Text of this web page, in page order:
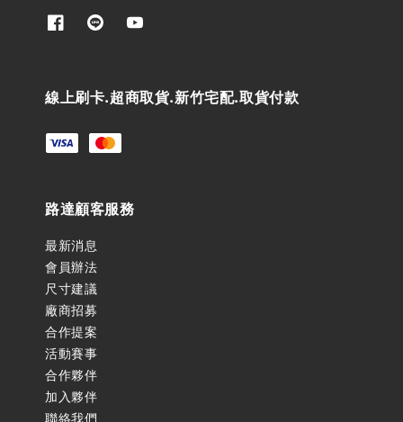
線上刷卡.超商取貨.新竹宅配.取貨付款
路達顧客服務
最新消息
會員辦法
尺寸建議
廠商招募
合作提案
活動賽事
合作夥伴
加入夥伴
聯絡我們